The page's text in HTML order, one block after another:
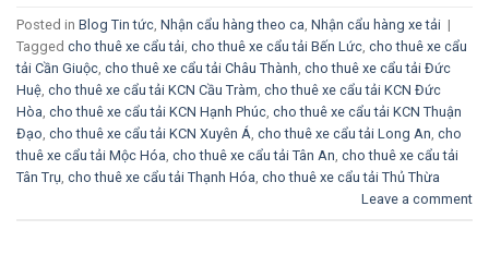
Posted in Blog Tin tức, Nhận cẩu hàng theo ca, Nhận cẩu hàng xe tải |
Tagged cho thuê xe cẩu tải, cho thuê xe cẩu tải Bến Lức, cho thuê xe cẩu
tải Cần Giuộc, cho thuê xe cẩu tải Châu Thành, cho thuê xe cẩu tải Đức
Huệ, cho thuê xe cẩu tải KCN Cầu Tràm, cho thuê xe cẩu tải KCN Đức
Hòa, cho thuê xe cẩu tải KCN Hạnh Phúc, cho thuê xe cẩu tải KCN Thuận
Đạo, cho thuê xe cẩu tải KCN Xuyên Á, cho thuê xe cẩu tải Long An, cho
thuê xe cẩu tải Mộc Hóa, cho thuê xe cẩu tải Tân An, cho thuê xe cẩu tải
Tân Trụ, cho thuê xe cẩu tải Thạnh Hóa, cho thuê xe cẩu tải Thủ Thừa
Leave a comment